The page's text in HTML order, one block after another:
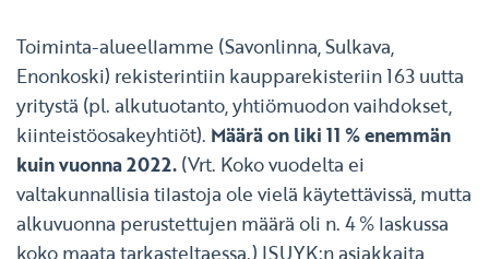
Toiminta-alueellamme (Savonlinna, Sulkava,
Enonkoski) rekisterintiin kaupparekisteriin 163 uutta
yritystä (pl. alkutuotanto, yhtiömuodon vaihdokset,
kiinteistöosakeyhtiöt). Määrä on liki 11 % enemmän
kuin vuonna 2022. (Vrt. Koko vuodelta ei
valtakunnallisia tilastoja ole vielä käytettävissä, mutta
alkuvuonna perustettujen määrä oli n. 4 % laskussa
koko maata tarkasteltaessa.) ISUYK:n asiakkaita